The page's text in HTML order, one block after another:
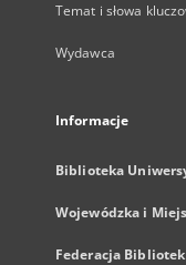
Temat i słowa
Wydawca
Informacje
Biblioteka
Wojewódzka i
Federacja